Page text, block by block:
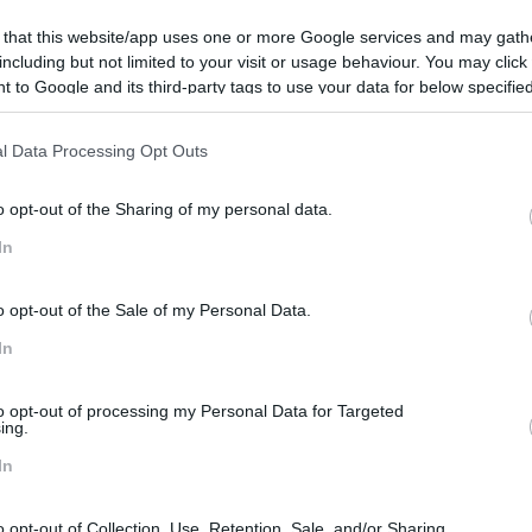
that this website/app uses one or more Google services and may
but not limited to your visit or usage behaviour. You may
to Google and its third-party tags to use your data for below
consent section.
Data Processing Opt Outs
opt-out of the Sharing of my personal data.
opt-out of the Sale of my Personal Data.
opt-out of processing my Personal Data for Targeted
opt-out of Collection, Use, Retention, Sale, and/or Sharing
o perceba melhor e para que adote
VINE